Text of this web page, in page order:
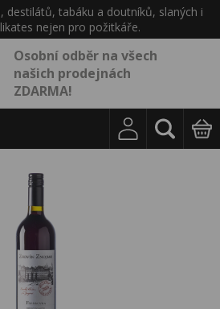
destilátů, tabáku a doutníků, slaných i
nejen pro požitkáře.
Osobní odběr na všech
našich prodejnách
ZDARMA!